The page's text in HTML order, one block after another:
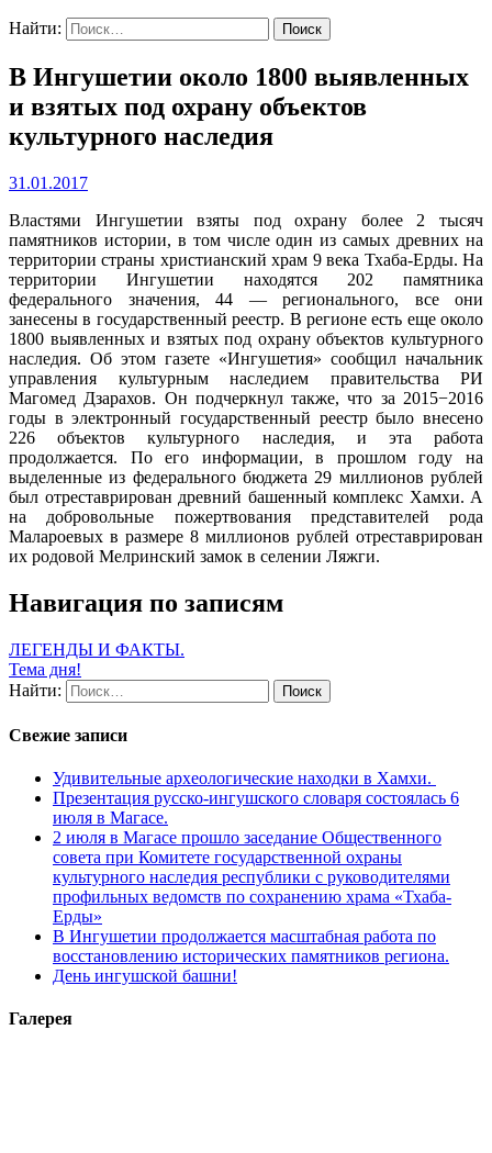
Найти:
В Ингушетии около 1800 выявленных
и взятых под охрану объектов
культурного наследия
31.01.2017
Властями Ингушетии взяты под охрану более 2 тысяч
памятников истории, в том числе один из самых древних на
территории страны христианский храм 9 века Тхаба-Ерды. На
территории Ингушетии находятся 202 памятника
федерального значения, 44 — регионального, все они
занесены в государственный реестр. В регионе есть еще около
1800 выявленных и взятых под охрану объектов культурного
наследия. Об этом газете «Ингушетия» сообщил начальник
управления культурным наследием правительства РИ
Магомед Дзарахов. Он подчеркнул также, что за 2015−2016
годы в электронный государственный реестр было внесено
226 объектов культурного наследия, и эта работа
продолжается. По его информации, в прошлом году на
выделенные из федерального бюджета 29 миллионов рублей
был отреставрирован древний башенный комплекс Хамхи. А
на добровольные пожертвования представителей рода
Малароевых в размере 8 миллионов рублей отреставрирован
их родовой Мелринский замок в селении Ляжги.
Навигация по записям
ЛЕГЕНДЫ И ФАКТЫ.
Тема дня!
Найти:
Свежие записи
Удивительные археологические находки в Хамхи.
Презентация русско-ингушского словаря состоялась 6
июля в Магасе.
2 июля в Магасе прошло заседание Общественного
совета при Комитете государственной охраны
культурного наследия республики с руководителями
профильных ведомств по сохранению храма «Тхаба-
Ерды»
В Ингушетии продолжается масштабная работа по
восстановлению исторических памятников региона.
День ингушской башни!
Галерея